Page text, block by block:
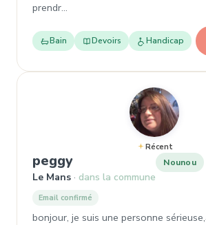
prendr…
Bain Devoirs Handicap
Récent
peggy, Nounou à Le Mans
Le Mans dans la commune
Nounou
Email confirmé
bonjour, je suis une personne